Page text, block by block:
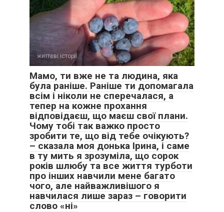
життєві історії 0
Мамо, ти вже не та людина, яка
була раніше. Раніше ти допомагала
всім і ніколи не сперечалася, а
тепер на кожне прохання
відповідаєш, що маєш свої плани.
Чому тобі так важко просто
зробити те, що від тебе очікують?
– сказала моя донька Ірина, і саме
в ту мить я зрозуміла, що сорок
років шлюбу та все життя турботи
про інших навчили мене багато
чого, але найважливішого я
навчилася лише зараз – говорити
слово «ні»